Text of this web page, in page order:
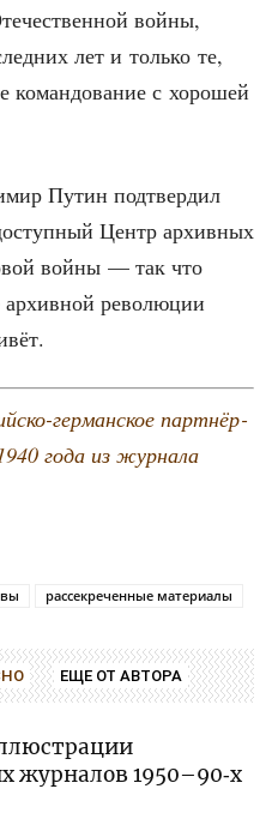
вой­ны,
лет и толь­ко те,
коман­до­ва­ние с хоро­шей
Путин под­твер­дил
Центр архив­ных
вой­ны — так что
рево­лю­ции
гер­ман­ское парт­нёр­
года из жур­на­ла
рассекреченные материалы
ЕЩЕ ОТ АВТОРА
журналов 1950–90‑х